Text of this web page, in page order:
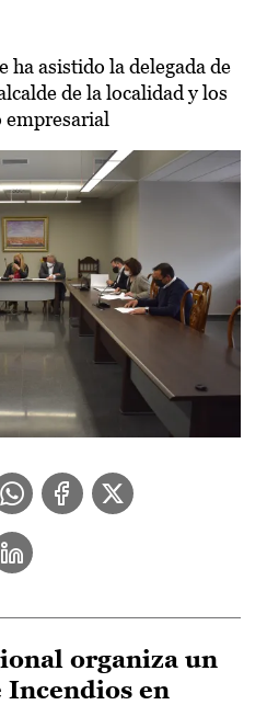
ha asistido la delegada de
de la localidad y los
empresarial
organiza un
Incendios en